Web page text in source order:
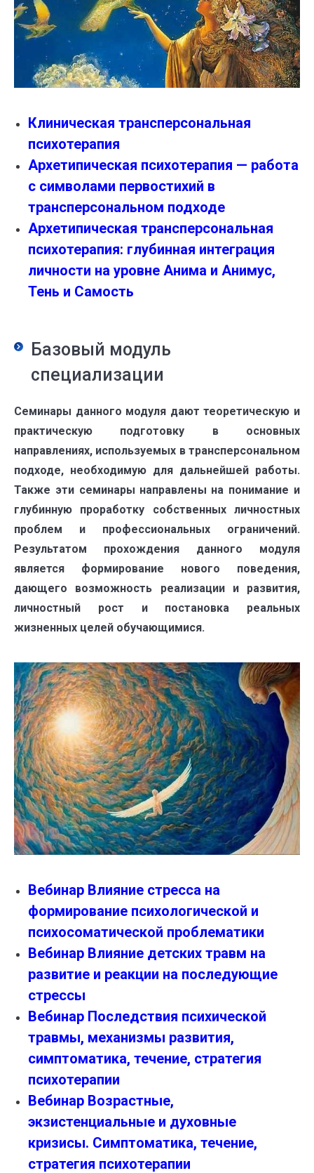
Клиническая трансперсональная
психотерапия
Архетипическая психотерапия — работа
с символами первостихий в
трансперсональном подходе
Архетипическая трансперсональная
психотерапия: глубинная интеграция
личности на уровне Анима и Анимус,
Тень и Самость
Базовый модуль
специализации
Семинары данного модуля дают теоретическую и
практическую подготовку в ос­новных
направлениях, используемых в трансперсональном
подходе, необходимую для дальнейшей работы.
Также эти семинары направлены на пони­мание и
глубинную проработку собственных личностных
проблем и профессиональных огра­ничений.
Результатом прохождения данного модуля
является формирование нового поведения,
дающего возможность реализации и развития,
личностный рост и постановка реальных
жизненных целей обучающимися.
Вебинар Влияние стресса на
формирование психологической и
психосоматической проблематики
Вебинар Влияние детских травм на
развитие и реакции на последующие
стрессы
Вебинар Последствия психической
травмы, механизмы развития,
симптоматика, течение, стратегия
психотерапии
Вебинар Возрастные,
экзистенциальные и духовные
кризисы. Симптоматика, течение,
стратегия психотерапии